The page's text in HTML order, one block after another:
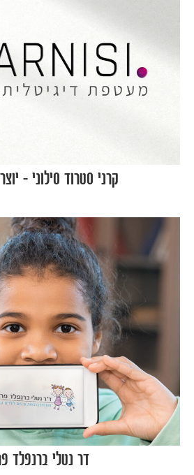
קרני סטרוד סילוני –
דר נטלי ברנפלד